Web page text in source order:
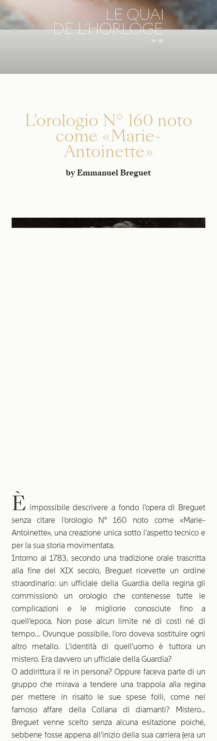
L’orologio N° 160 noto
come «Marie-
Antoinette»
by Emmanuel Breguet
È impossibile descrivere a fondo l’opera di Breguet
senza citare l’orologio N° 160 noto come ­«Marie-
Antoinette», una creazione unica sotto l’aspetto tecnico e
per la sua storia movimentata.
Intorno al 1783, secondo una tradizione orale trascritta
alla fine del XIX secolo, Breguet ricevette un ordine
straordinario: un ufficiale della Guardia della regina gli
commissionò un orologio che contenesse tutte le
complicazioni e le migliorie conosciute fino a
quell’epoca. Non pose alcun limite né di costi né di
tempo… Ovunque possibile, l’oro doveva sostituire ogni
altro metallo. L’identità di quell’uomo è tuttora un
mistero. Era davvero un ufficiale della Guardia?
O addirittura il re in persona? Oppure faceva parte di un
gruppo che mirava a tendere una trappola alla regina
per mettere in risalto le sue spese folli, come nel
famoso affare della Collana di diamanti? Mistero...
Breguet venne scelto senza alcuna esitazione poiché,
sebbene fosse appena all’inizio della sua carriera (era un